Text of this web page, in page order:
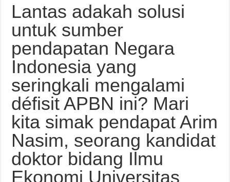
Lantas adakah solusi
untuk sumber
pendapatan Negara
Indonesia yang
seringkali mengalami
défisit APBN ini? Mari
kita simak pendapat Arim
Nasim, seorang kandidat
doktor bidang Ilmu
Ekonomi Universitas